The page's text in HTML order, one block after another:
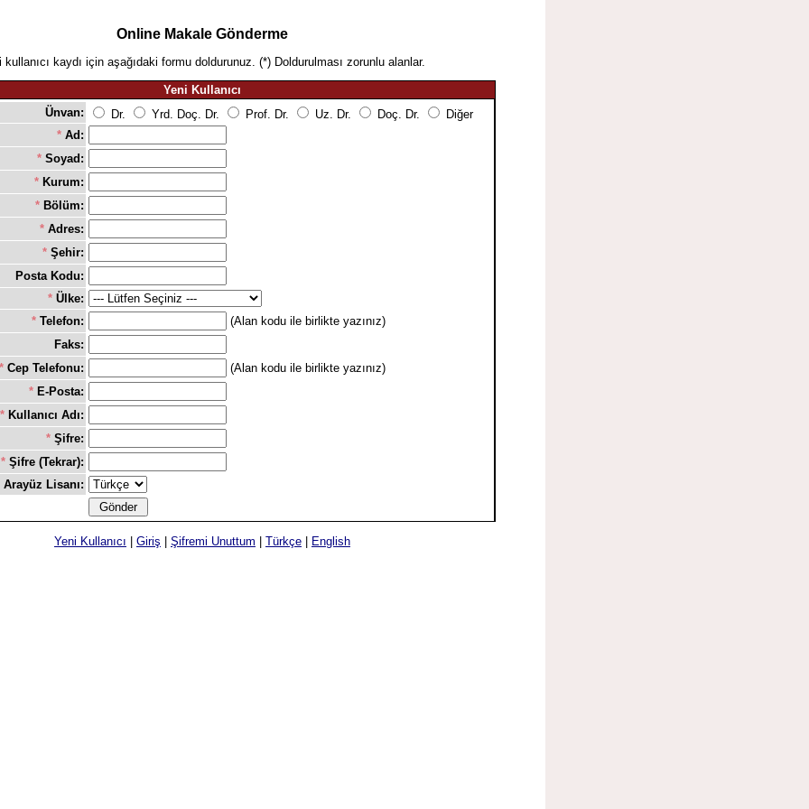
Online Makale Gönderme
kullanıcı kaydı için aşağıdaki formu doldurunuz. (*) Doldurulması zorunlu alanlar.
Yeni Kullanıcı
Ünvan:
Dr. Yrd. Doç. Dr. Prof. Dr. Uz. Dr. Doç. Dr.
Diğer
* Ad:
* Soyad:
* Kurum:
* Bölüm:
* Adres:
* Şehir:
Posta Kodu:
* Ülke:
* Telefon:
(Alan kodu ile birlikte yazınız)
Faks:
* Cep Telefonu:
(Alan kodu ile birlikte yazınız)
* E-Posta:
* Kullanıcı Adı:
* Şifre:
* Şifre (Tekrar):
Arayüz Lisanı:
Yeni Kullanıcı | Giriş | Şifremi Unuttum | Türkçe | English